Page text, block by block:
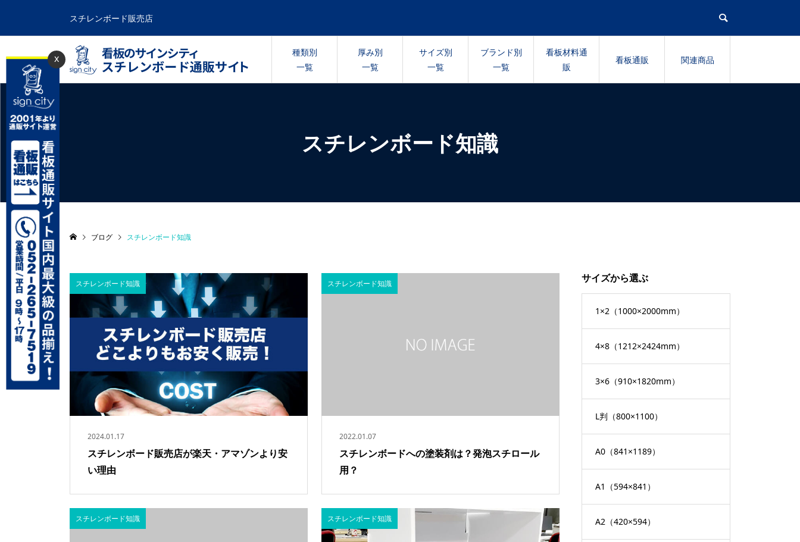
x
スチレンボード販売店
種類別
一覧
厚み別
一覧
サイズ別
一覧
ブランド別
一覧
看板材料通
販
看板通販 関連商品
スチレンボード知識
ブログ スチレンボード知識
2024.01.17
スチレンボード販売店が楽天・アマゾンより安
い理由
スチレンボード知識
2022.01.07
スチレンボードへの塗装剤は？発泡スチロール
用？
スチレンボード知識
スチレンボード知識 スチレンボード知識
サイズから選ぶ
1×2（1000×2000mm）
4×8（1212×2424mm）
3×6（910×1820mm）
L判（800×1100）
A0（841×1189）
A1（594×841）
A2（420×594）